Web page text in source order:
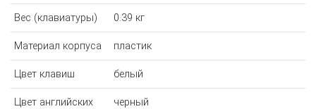
Вес (клавиатуры) 0.39 кг
Материал корпуса пластик
Цвет клавиш белый
Цвет английских
черный